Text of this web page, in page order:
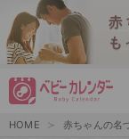
HOME 赤ちゃんの名